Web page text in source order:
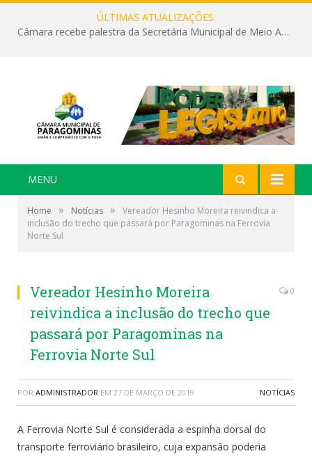
ÚLTIMAS ATUALIZAÇÕES:
Câmara recebe palestra da Secretária Municipal de Meio Ambiente sobre as ações da “SEMANA DO MEIO AMBIENTE”
MENU
Home » Notícias »
Vereador Hesinho Moreira reivindica a
inclusão do trecho que passará por Paragominas na Ferrovia
Norte Sul
Vereador Hesinho Moreira
reivindica a inclusão do trecho que
passará por Paragominas na
Ferrovia Norte Sul
0
POR ADMINISTRADOR EM 27 DE MARÇO DE 2019 NOTÍCIAS
A Ferrovia Norte Sul é considerada a espinha dorsal do
transporte ferroviário brasileiro, cuja expansão poderia